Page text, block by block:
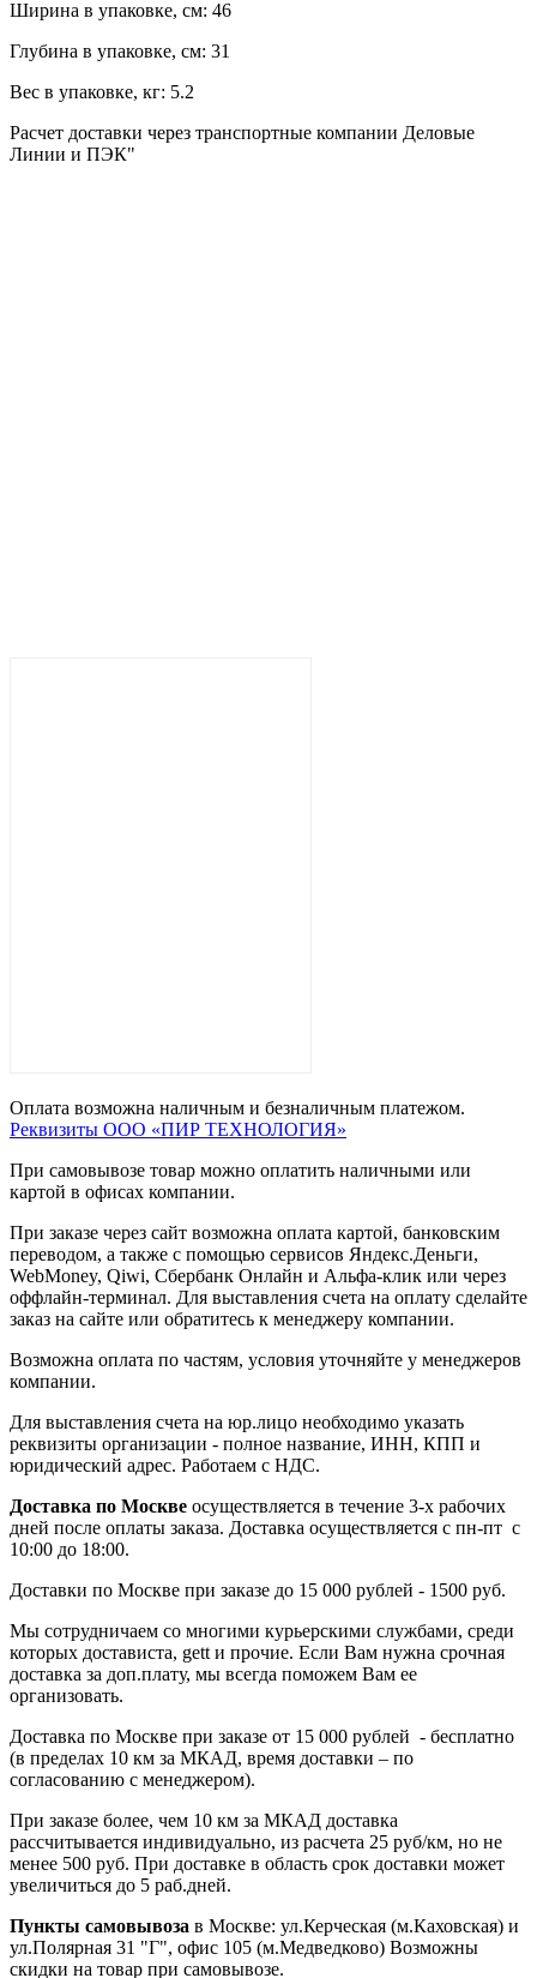
Ширина в упаковке, см: 46
Глубина в упаковке, см: 31
Вес в упаковке, кг: 5.2
Расчет доставки через транспортные компании Деловые
Линии и ПЭК"
Оплата возможна наличным и безналичным платежом.
Реквизиты ООО «ПИР ТЕХНОЛОГИЯ»
При самовывозе товар можно оплатить наличными или
картой в офисах компании.
При заказе через сайт возможна оплата картой, банковским
переводом, а также с помощью сервисов Яндекс.Деньги,
WebMoney, Qiwi, Сбербанк Онлайн и Альфа-клик или через
оффлайн-терминал. Для выставления счета на оплату сделайте
заказ на сайте или обратитесь к менеджеру компании.
Возможна оплата по частям, условия уточняйте у менеджеров
компании.
Для выставления счета на юр.лицо необходимо указать
реквизиты организации - полное название, ИНН, КПП и
юридический адрес. Работаем с НДС.
Доставка по Москве осуществляется в течение 3-х рабочих
дней после оплаты заказа. Доставка осуществляется с пн-пт с
10:00 до 18:00.
Доставки по Москве при заказе до 15 000 рублей - 1500 руб.
Мы сотрудничаем со многими курьерскими службами, среди
которых достависта, gett и прочие. Если Вам нужна срочная
доставка за доп.плату, мы всегда поможем Вам ее
организовать.
Доставка по Москве при заказе от 15 000 рублей - бесплатно
(в пределах 10 км за МКАД, время доставки – по
согласованию с менеджером).
При заказе более, чем 10 км за МКАД доставка
рассчитывается индивидуально, из расчета 25 руб/км, но не
менее 500 руб. При доставке в область срок доставки может
увеличиться до 5 раб.дней.
Пункты самовывоза в Москве: ул.Керческая (м.Каховская) и
ул.Полярная 31 "Г", офис 105 (м.Медведково) Возможны
скидки на товар при самовывозе.